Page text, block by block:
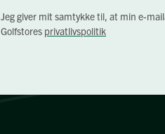
Jeg giver mit samtykke til, at min e-
Golfstores privatlivspolitik